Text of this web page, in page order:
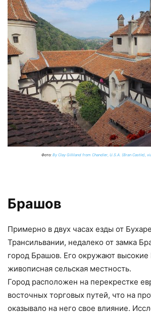
Фото: By Clay Gilliland from Chandler, U.S.A. (Bran Castle),
Брашов
Примерно в двух часах езды от
Трансильвании, недалеко от замка
город Брашов. Его окружают высокие
живописная сельская местность.
Город расположен на перекрестке
восточных торговых путей, что на
оказывало на него свое влияние.